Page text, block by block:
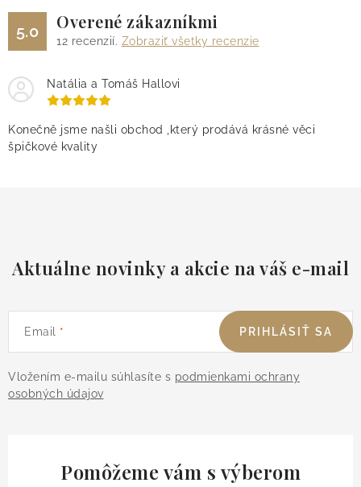
5.0 Overené zákazníkmi
12 recenzií. Zobraziť všetky recenzie
Natália a Tomáš Hallovi
Konečně jsme našli obchod ,který prodává krásné věci
špičkové kvality
Aktuálne novinky a akcie na váš e-mail
Email
Vložením e-mailu súhlasíte s podmienkami ochrany
osobných údajov
PRIHLÁSIŤ SA
Pomôžeme vám s výberom